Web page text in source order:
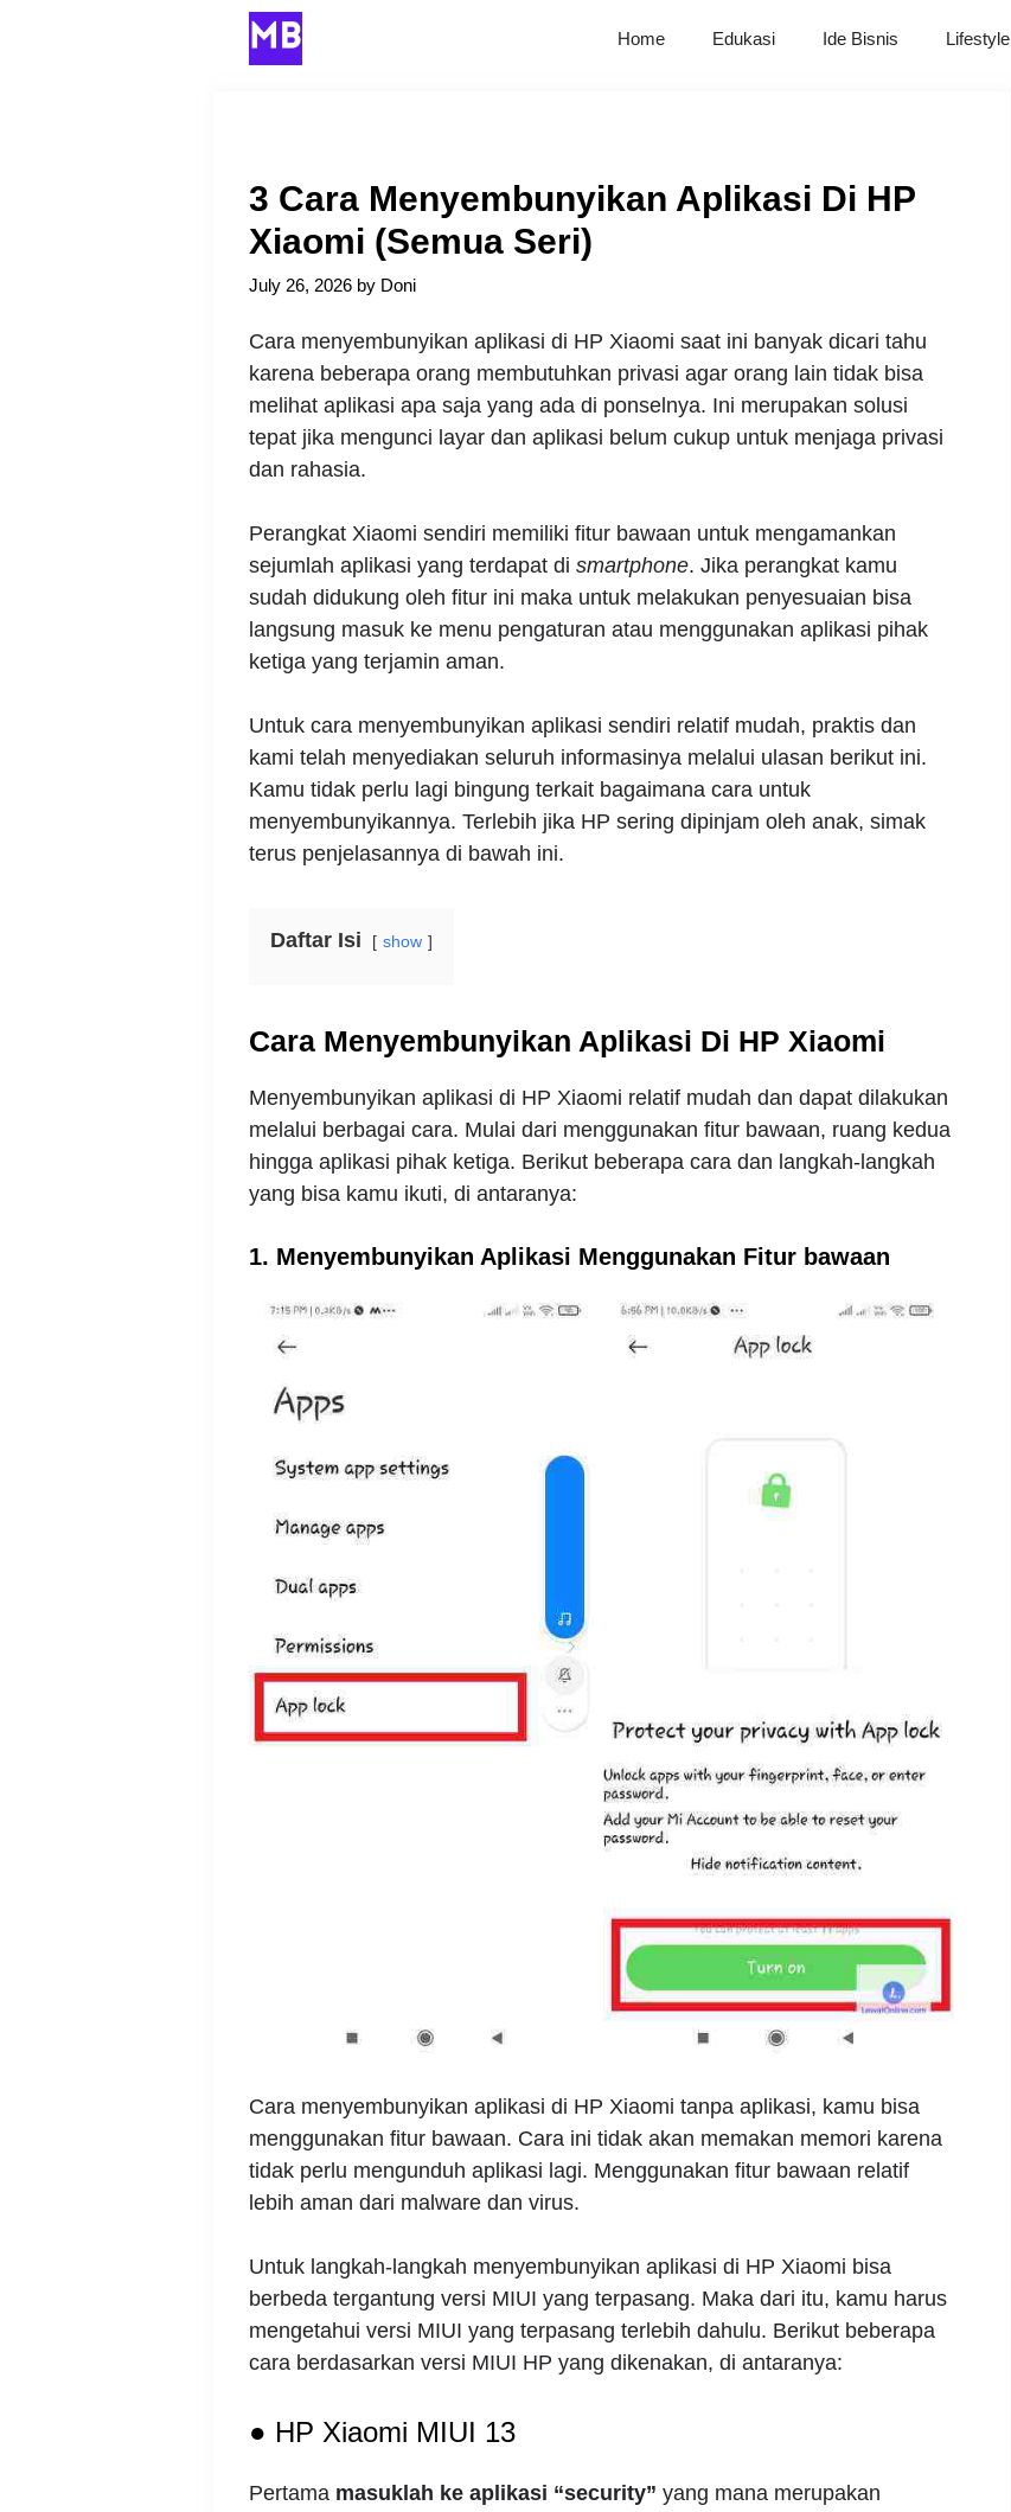
Home Edukasi Ide Bisnis Lifestyle
3 Cara Menyembunyikan Aplikasi Di HP
Xiaomi (Semua Seri)
July 26, 2026 by Doni
Cara menyembunyikan aplikasi di HP Xiaomi saat ini banyak dicari tahu
karena beberapa orang membutuhkan privasi agar orang lain tidak bisa
melihat aplikasi apa saja yang ada di ponselnya. Ini merupakan solusi
tepat jika mengunci layar dan aplikasi belum cukup untuk menjaga privasi
dan rahasia.
Perangkat Xiaomi sendiri memiliki fitur bawaan untuk mengamankan
sejumlah aplikasi yang terdapat di smartphone. Jika perangkat kamu
sudah didukung oleh fitur ini maka untuk melakukan penyesuaian bisa
langsung masuk ke menu pengaturan atau menggunakan aplikasi pihak
ketiga yang terjamin aman.
Untuk cara menyembunyikan aplikasi sendiri relatif mudah, praktis dan
kami telah menyediakan seluruh informasinya melalui ulasan berikut ini.
Kamu tidak perlu lagi bingung terkait bagaimana cara untuk
menyembunyikannya. Terlebih jika HP sering dipinjam oleh anak, simak
terus penjelasannya di bawah ini.
Daftar Isi show
Cara Menyembunyikan Aplikasi Di HP Xiaomi
Menyembunyikan aplikasi di HP Xiaomi relatif mudah dan dapat dilakukan
melalui berbagai cara. Mulai dari menggunakan fitur bawaan, ruang kedua
hingga aplikasi pihak ketiga. Berikut beberapa cara dan langkah-langkah
yang bisa kamu ikuti, di antaranya:
1. Menyembunyikan Aplikasi Menggunakan Fitur bawaan
Cara menyembunyikan aplikasi di HP Xiaomi tanpa aplikasi, kamu bisa
menggunakan fitur bawaan. Cara ini tidak akan memakan memori karena
tidak perlu mengunduh aplikasi lagi. Menggunakan fitur bawaan relatif
lebih aman dari malware dan virus.
Untuk langkah-langkah menyembunyikan aplikasi di HP Xiaomi bisa
berbeda tergantung versi MIUI yang terpasang. Maka dari itu, kamu harus
mengetahui versi MIUI yang terpasang terlebih dahulu. Berikut beberapa
cara berdasarkan versi MIUI HP yang dikenakan, di antaranya:
● HP Xiaomi MIUI 13
Pertama masuklah ke aplikasi “security” yang mana merupakan